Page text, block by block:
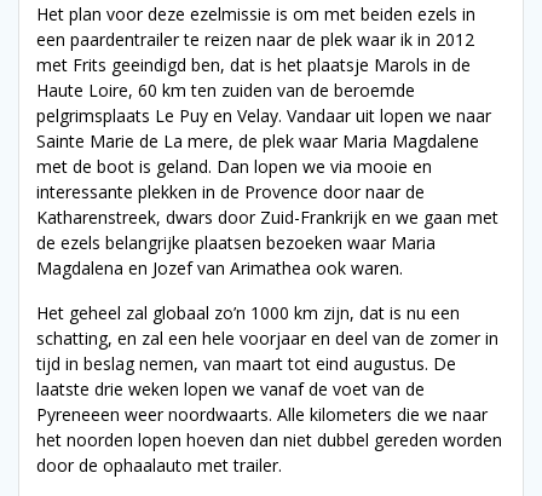
Het plan voor deze ezelmissie is om met beiden ezels in
een paardentrailer te reizen naar de plek waar ik in 2012
met Frits geeindigd ben, dat is het plaatsje Marols in de
Haute Loire, 60 km ten zuiden van de beroemde
pelgrimsplaats Le Puy en Velay. Vandaar uit lopen we naar
Sainte Marie de La mere, de plek waar Maria Magdalene
met de boot is geland. Dan lopen we via mooie en
interessante plekken in de Provence door naar de
Katharenstreek, dwars door Zuid-Frankrijk en we gaan met
de ezels belangrijke plaatsen bezoeken waar Maria
Magdalena en Jozef van Arimathea ook waren.
Het geheel zal globaal zo’n 1000 km zijn, dat is nu een
schatting, en zal een hele voorjaar en deel van de zomer in
tijd in beslag nemen, van maart tot eind augustus. De
laatste drie weken lopen we vanaf de voet van de
Pyreneeen weer noordwaarts. Alle kilometers die we naar
het noorden lopen hoeven dan niet dubbel gereden worden
door de ophaalauto met trailer.